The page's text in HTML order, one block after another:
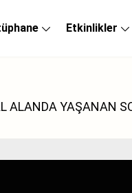
Etkinlikler
ALANDA YAŞANAN